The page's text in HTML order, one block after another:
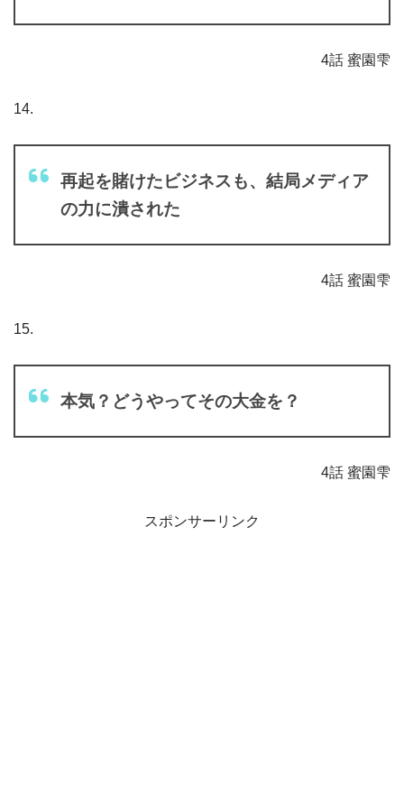
4話 蜜園雫
14.
再起を賭けたビジネスも、結局メディア
の力に潰された
4話 蜜園雫
15.
本気？どうやってその大金を？
4話 蜜園雫
スポンサーリンク